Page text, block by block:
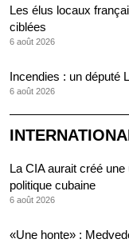
Les élus locaux
ciblées
6 août 2026
Incendies : un député
6 août 2026
La CIA aurait créé
politique cubaine
6 août 2026
«Une honte» :